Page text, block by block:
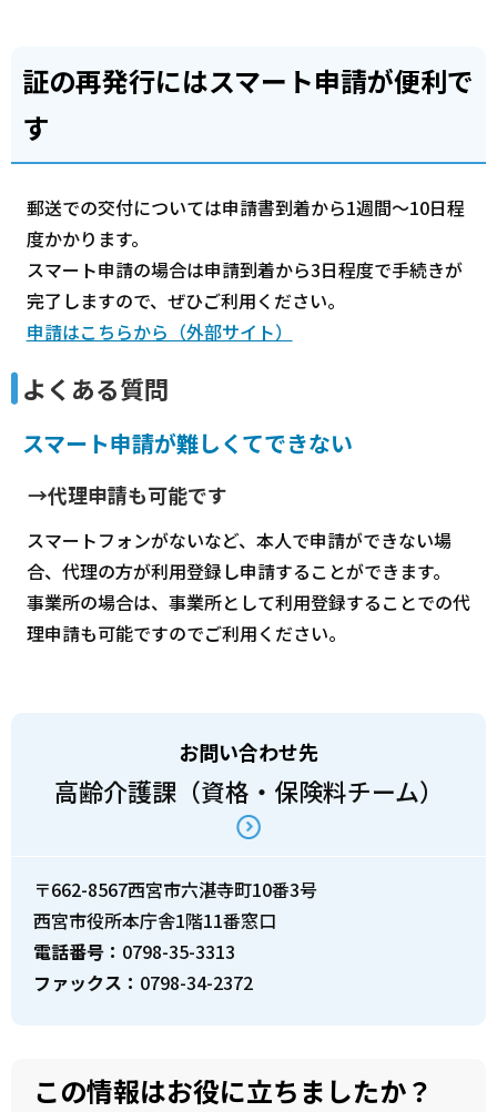
証の再発行にはスマート申請が便利で
す
郵送での交付については申請書到着から1週間～10日程
度かかります。
スマート申請の場合は申請到着から3日程度で手続きが
完了しますので、ぜひご利用ください。
申請はこちらから（外部サイト）
よくある質問
スマート申請が難しくてできない
→代理申請も可能です
スマートフォンがないなど、本人で申請ができない場
合、代理の方が利用登録し申請することができます。
事業所の場合は、事業所として利用登録することでの代
理申請も可能ですのでご利用ください。
お問い合わせ先
高齢介護課（資格・保険料チーム）
〒662-8567西宮市六湛寺町10番3号
西宮市役所本庁舎1階11番窓口
電話番号： 0798-35-3313
ファックス： 0798-34-2372
この情報はお役に立ちましたか？